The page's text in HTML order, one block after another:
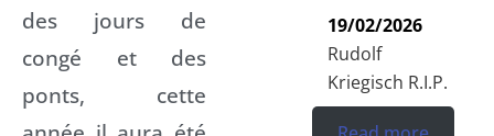
des jours de
congé et des
ponts, cette
19/02/2026
Rudolf
Kriegisch R.I.P.